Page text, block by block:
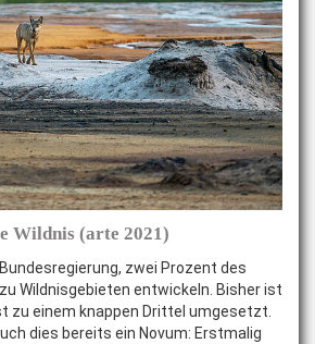
Wildnis (arte 2021)
zwei Prozent des
Wildnisgebieten entwickeln. Bisher ist
zu einem knappen Drittel umgesetzt.
dies bereits ein Novum: Erstmalig